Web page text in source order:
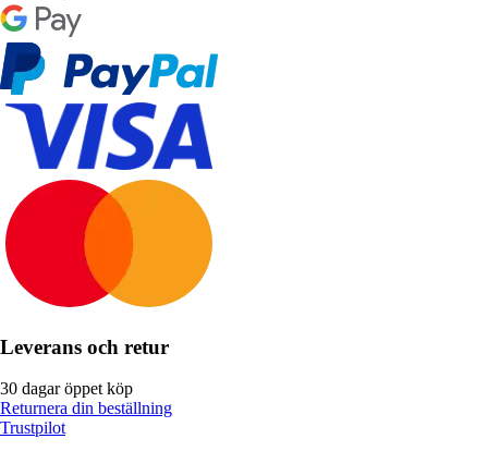
Leverans och retur
30 dagar öppet köp
Returnera din beställning
Trustpilot